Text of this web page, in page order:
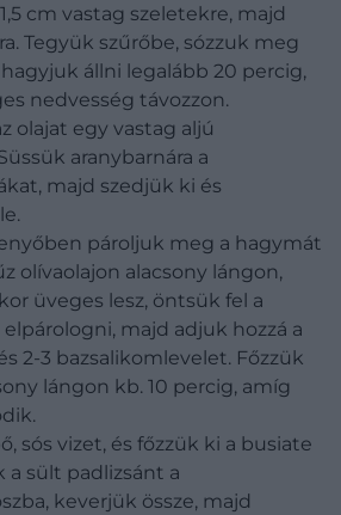
cm vastag szeletekre, majd
Tegyük szűrőbe, sózzuk meg
állni legalább 20 percig,
nedvesség távozzon.
olajat egy vastag aljú
aranybarnára a
majd szedjük ki és
pároljuk meg a hagymát
olívaolajon alacsony lángon,
üveges lesz, öntsük fel a
majd adjuk hozzá a
2-3 bazsalikomlevelet. Főzzük
lángon kb. 10 percig, amíg
sós vizet, és főzzük ki a busiate
a sült padlizsánt a
keverjük össze, majd